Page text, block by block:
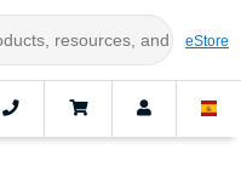
eStore